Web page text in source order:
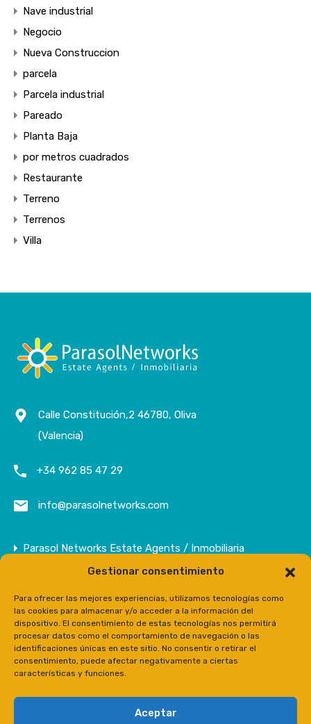
Gestionar consentimiento
Para ofrecer las mejores experiencias, utilizamos tecnologías como
las cookies para almacenar y/o acceder a la información del
dispositivo. El consentimiento de estas tecnologías nos permitirá
procesar datos como el comportamiento de navegación o las
identificaciones únicas en este sitio. No consentir o retirar el
consentimiento, puede afectar negativamente a ciertas
características y funciones.
Aceptar
Nave industrial
Negocio
Nueva Construccion
parcela
Parcela industrial
Pareado
Planta Baja
por metros cuadrados
Restaurante
Terreno
Terrenos
Villa
Calle Constitución,2 46780, Oliva
(Valencia)
+34 962 85 47 29
info@parasolnetworks.com
Parasol Networks Estate Agents / Inmobiliaria
Inmuebles
Contacto
Prensa